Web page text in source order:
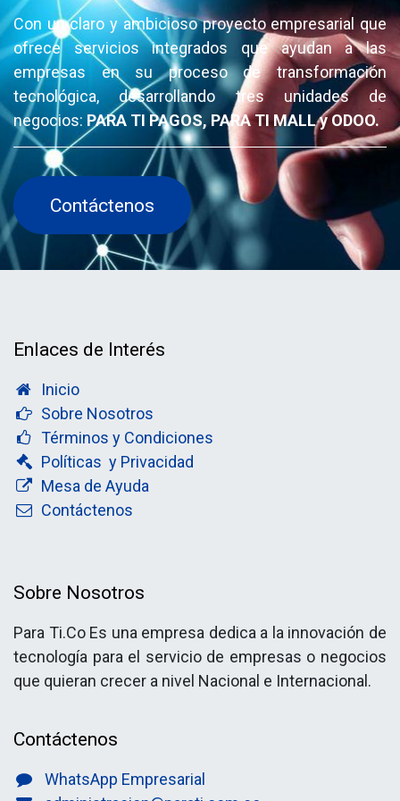
Con un claro y ambicioso proyecto empresarial que
ofrece servicios integrados que ayudan a las
empresas en su proceso de transformación
tecnológica, desarrollando tres unidades de
negocios: PARA TI PAGOS, PARA TI MALL y ODOO.
Contáctenos
Enlaces de Interés
Inicio
Sobre Nosotros
Términos y Condiciones
Políticas y Privacidad
Mesa de Ayuda
Contáctenos
Sobre Nosotros
Para Ti.Co Es una empresa dedica a la innovación de
tecnología para el servicio de empresas o negocios
que quieran crecer a nivel Nacional e Internacional.
Contáctenos
WhatsApp Empresarial